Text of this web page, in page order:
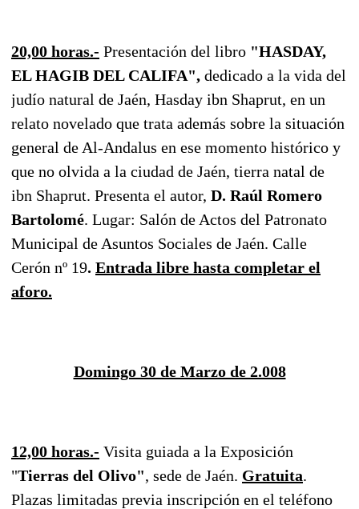
20,00 horas.- Presentación del libro "HASDAY,
EL HAGIB DEL CALIFA", dedicado a la vida del
judío natural de Jaén, Hasday ibn Shaprut, en un
relato novelado que trata además sobre la situación
general de Al-Andalus en ese momento histórico y
que no olvida a la ciudad de Jaén, tierra natal de
ibn Shaprut. Presenta el autor, D. Raúl Romero
Bartolomé. Lugar: Salón de Actos del Patronato
Municipal de Asuntos Sociales de Jaén. Calle
Cerón nº 19. Entrada libre hasta completar el
aforo.
Domingo 30 de Marzo de 2.008
12,00 horas.- Visita guiada a la Exposición
"Tierras del Olivo", sede de Jaén. Gratuita.
Plazas limitadas previa inscripción en el teléfono